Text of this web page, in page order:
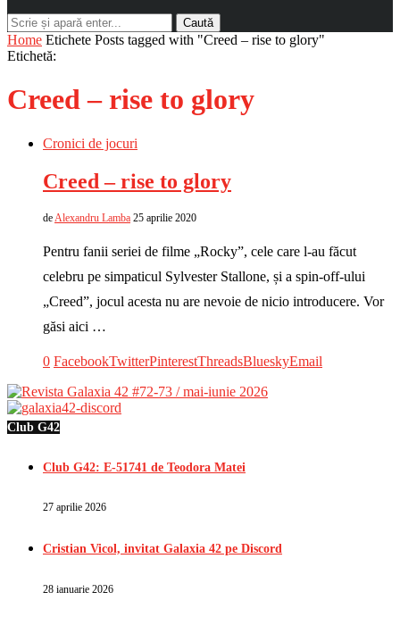
Caută
Home Etichete Posts tagged with "Creed – rise to glory"
Etichetă:
Creed – rise to glory
Cronici de jocuri
Creed – rise to glory
de Alexandru Lamba 25 aprilie 2020
Pentru fanii seriei de filme „Rocky”, cele care l-au făcut
celebru pe simpaticul Sylvester Stallone, și a spin-off-ului
„Creed”, jocul acesta nu are nevoie de nicio introducere. Vor
găsi aici …
0 FacebookTwitterPinterestThreadsBlueskyEmail
Club G42
Club G42: E-51741 de Teodora Matei
27 aprilie 2026
Cristian Vicol, invitat Galaxia 42 pe Discord
28 ianuarie 2026